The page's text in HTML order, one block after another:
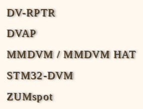
DV-RPTR
DVAP
MMDVM / MMDVM HAT
STM32-DVM
ZUMspot